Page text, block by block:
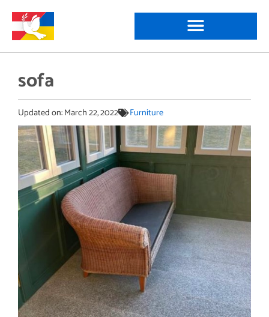
sofa
Updated on:March 22, 2022 Furniture